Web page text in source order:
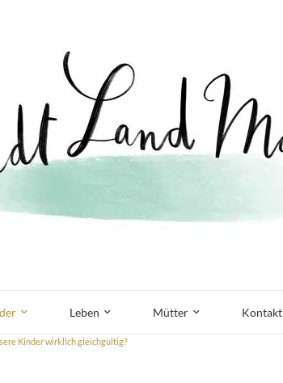
Leben Mütter Kontakt
Kinder wirklich gleichgültig?